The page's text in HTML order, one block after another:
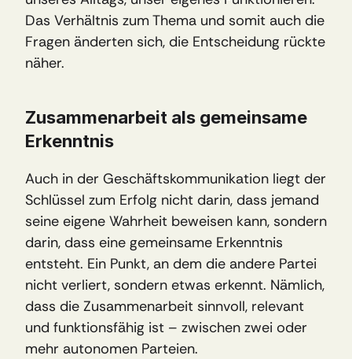
Das Verhältnis zum Thema und somit auch die
Fragen änderten sich, die Entscheidung rückte
näher.
Zusammenarbeit als gemeinsame
Erkenntnis
Auch in der Geschäftskommunikation liegt der
Schlüssel zum Erfolg nicht darin, dass jemand
seine eigene Wahrheit beweisen kann, sondern
darin, dass eine gemeinsame Erkenntnis
entsteht. Ein Punkt, an dem die andere Partei
nicht verliert, sondern etwas erkennt. Nämlich,
dass die Zusammenarbeit sinnvoll, relevant
und funktionsfähig ist – zwischen zwei oder
mehr autonomen Parteien.